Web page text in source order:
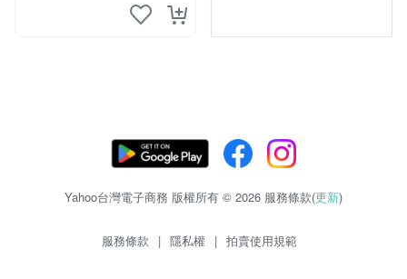
Yahoo台灣電子商務 版權所有 © 2026 服務條款(更新)
服務條款 | 隱私權 | 拍賣使用規範